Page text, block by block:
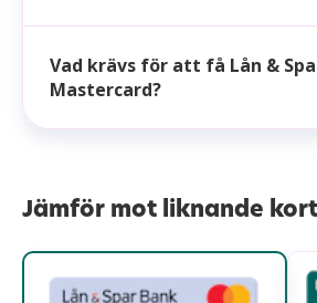
Vad krävs för att få Lån &
Mastercard?
Jämför mot liknande kort